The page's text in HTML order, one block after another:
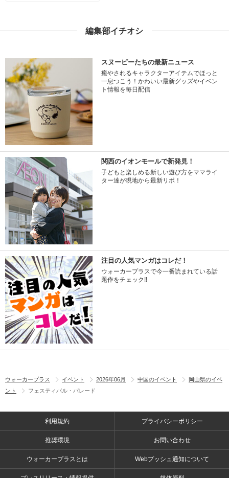
編集部イチオシ
スヌーピーたちの最新ニュース
癒やされるキャラクターアイテムでほっと
一息つこう！かわいい最新グッズやイベン
ト情報を毎日配信
関西のイオンモールで新発見！
子どもと楽しめる新しい遊び方をママライ
ター達が現地から最新リポ！
注目の人気マンガはコレだ！
ウォーカープラスで今一番読まれている話
題作をチェック!!
ウォーカープラス イベント 2026年06月 中国のイベント
岡山県のイベ
ント
フェスティバル・パレード
利用規約 プライバシーポリシー
推奨環境 お問い合わせ
ウォーカープラスとは Webプッシュ通知について